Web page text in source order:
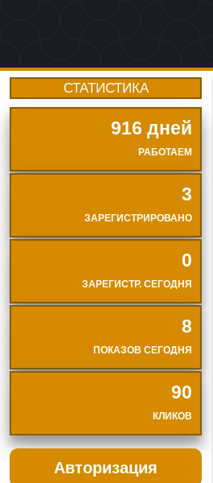
СТАТИСТИКА
916 дней
РАБОТАЕМ
3
ЗАРЕГИСТРИРОВАНО
0
ЗАРЕГИСТР. СЕГОДНЯ
8
ПОКАЗОВ СЕГОДНЯ
90
КЛИКОВ
Авторизация